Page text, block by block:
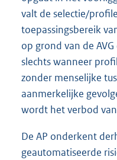
valt de selectie/
toepassingsbereik
op grond van de
slechts wanneer
zonder menselijke
aanmerkelijke
wordt het verbod
De AP onderkent
geautomatiseerde